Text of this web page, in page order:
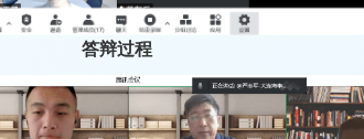
答辩过程